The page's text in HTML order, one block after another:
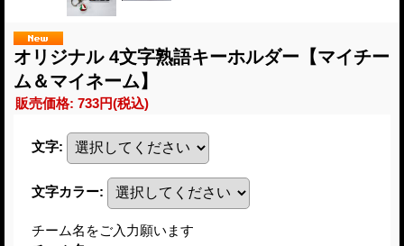
オリジナル 4文字熟語キーホルダー【マイチー
ム＆マイネーム】
販売価格: 733円(税込)
文字:
文字カラー:
チーム名をご入力願います